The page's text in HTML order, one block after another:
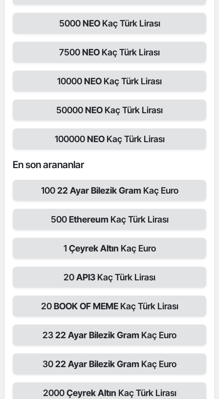
5000NEO Kaç Türk Lirası
7500NEO Kaç Türk Lirası
10000NEO Kaç Türk Lirası
50000NEO Kaç Türk Lirası
100000NEO Kaç Türk Lirası
En son arananlar
10022 Ayar Bilezik Gram Kaç Euro
500Ethereum Kaç Türk Lirası
1 Çeyrek Altın Kaç Euro
20API3 Kaç Türk Lirası
20BOOK OF MEME Kaç Türk Lirası
2322 Ayar Bilezik Gram Kaç Euro
3022 Ayar Bilezik Gram Kaç Euro
2000Çeyrek Altın Kaç Türk Lirası